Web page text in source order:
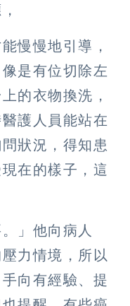
慢慢地引導，
是有位切除左
的衣物換洗，
護人員能站在
狀況，得知患
在的樣子，這
」他向病人
力情境，所以
向有經驗、提